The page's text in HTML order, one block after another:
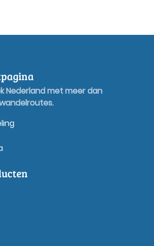
Nederland met meer dan